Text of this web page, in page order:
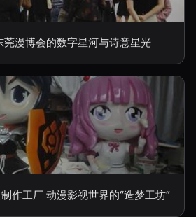
莞漫博会的数字星河与诗意星光
作工厂 动漫影视世界的“造梦工坊”